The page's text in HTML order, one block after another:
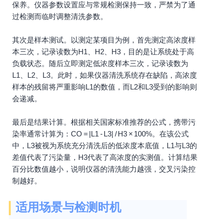
保养。仪器参数设置应与常规检测保持一致，严禁为了通
过检测而临时调整清洗参数。
其次是样本测试。以测定某项目为例，首先测定高浓度样
本三次，记录读数为H1、H2、H3，目的是让系统处于高
负载状态。随后立即测定低浓度样本三次，记录读数为
L1、L2、L3。此时，如果仪器清洗系统存在缺陷，高浓度
样本的残留将严重影响L1的数值，而L2和L3受到的影响则
会递减。
最后是结果计算。根据相关国家标准推荐的公式，携带污
染率通常计算为：CO = |L1 - L3| / H3 × 100%。在该公式
中，L3被视为系统充分清洗后的低浓度本底值，L1与L3的
差值代表了污染量，H3代表了高浓度的实测值。计算结果
百分比数值越小，说明仪器的清洗能力越强，交叉污染控
制越好。
适用场景与检测时机